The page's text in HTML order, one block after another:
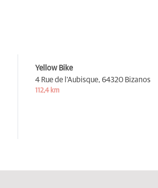
Yellow Bike
4 Rue de l'Aubisque, 64320 Bizanos
112,4 km